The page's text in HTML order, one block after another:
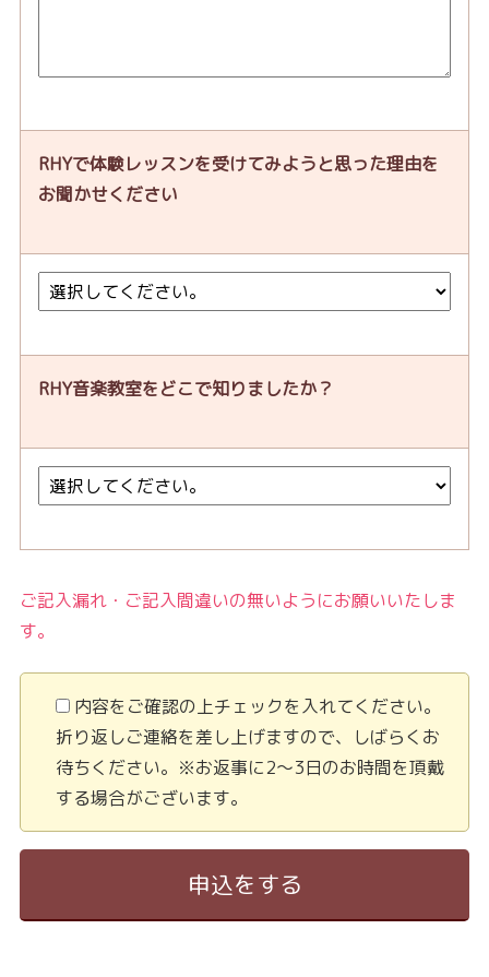
RHYで体験レッスンを受けてみようと思った理由を
お聞かせください
RHY音楽教室をどこで知りましたか？
ご記入漏れ・ご記入間違いの無いようにお願いいたしま
す。
内容をご確認の上チェックを入れてください。
折り返しご連絡を差し上げますので、しばらくお
待ちください。※お返事に2〜3日のお時間を頂戴
する場合がございます。